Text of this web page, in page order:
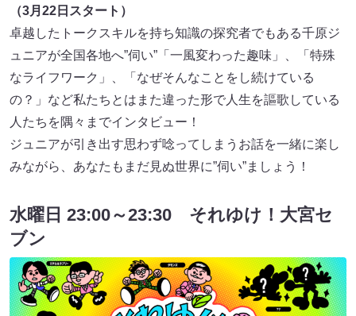
（3月22日スタート）
卓越したトークスキルを持ち知識の探究者でもある千原ジ
ュニアが全国各地へ”伺い”「一風変わった趣味」、「特殊
なライフワーク」、「なぜそんなことをし続けている
の？」など私たちとはまた違った形で人生を謳歌している
人たちを隅々までインタビュー！
ジュニアが引き出す思わず唸ってしまうお話を一緒に楽し
みながら、あなたもまだ見ぬ世界に”伺い”ましょう！
水曜日 23:00～23:30 それゆけ！大宮セ
ブン